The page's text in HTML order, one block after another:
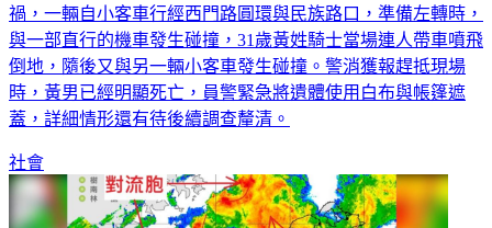
禍，一輛自小客車行經西門路圓環與民族路口，準備左轉時，
與一部直行的機車發生碰撞，31歲黃姓騎士當場連人帶車噴飛
倒地，隨後又與另一輛小客車發生碰撞。警消獲報趕抵現場
時，黃男已經明顯死亡，員警緊急將遺體使用白布與帳篷遮
蓋，詳細情形還有待後續調查釐清。
社會